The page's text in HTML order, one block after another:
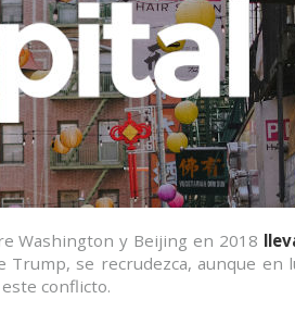
Washington y Beijing en 2018
Trump, se recrudezca, aunque en
conflicto.